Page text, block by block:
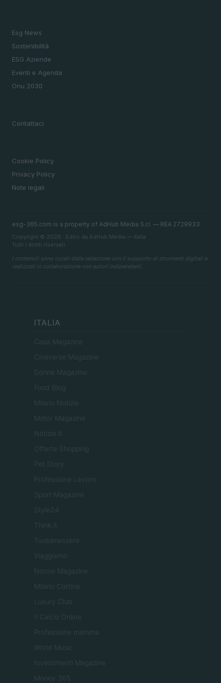
Esg News
Sostenibilità
ESG Aziende
Eventi e Agenda
Onu 2030
Contattaci
Cookie Policy
Privacy Policy
Note legali
esg-365.com is a property of AdHub Media S.r.l. — REA 2729933
Copyright © 2026 · Edito da AdHub Media — Italia
Tutti i diritti riservati
I contenuti sono curati dalla redazione con il supporto di strumenti digitali e
realizzati in collaborazione con autori indipendenti.
ITALIA
Casa Magazine
Cineverse Magazine
Donne Magazine
Food Blog
Milano Notizie
Motor Magazine
Notizie.it
Offerte Shopping
Pet Story
Professione Lavoro
Sport Magazine
Style24
Think.it
Tuobenessere
Viaggiamo
Nonne Magazine
Milano Cortina
Luxury Club
Il Calcio Online
Professione mamma
World Music
Investimenti Magazine
Money 365